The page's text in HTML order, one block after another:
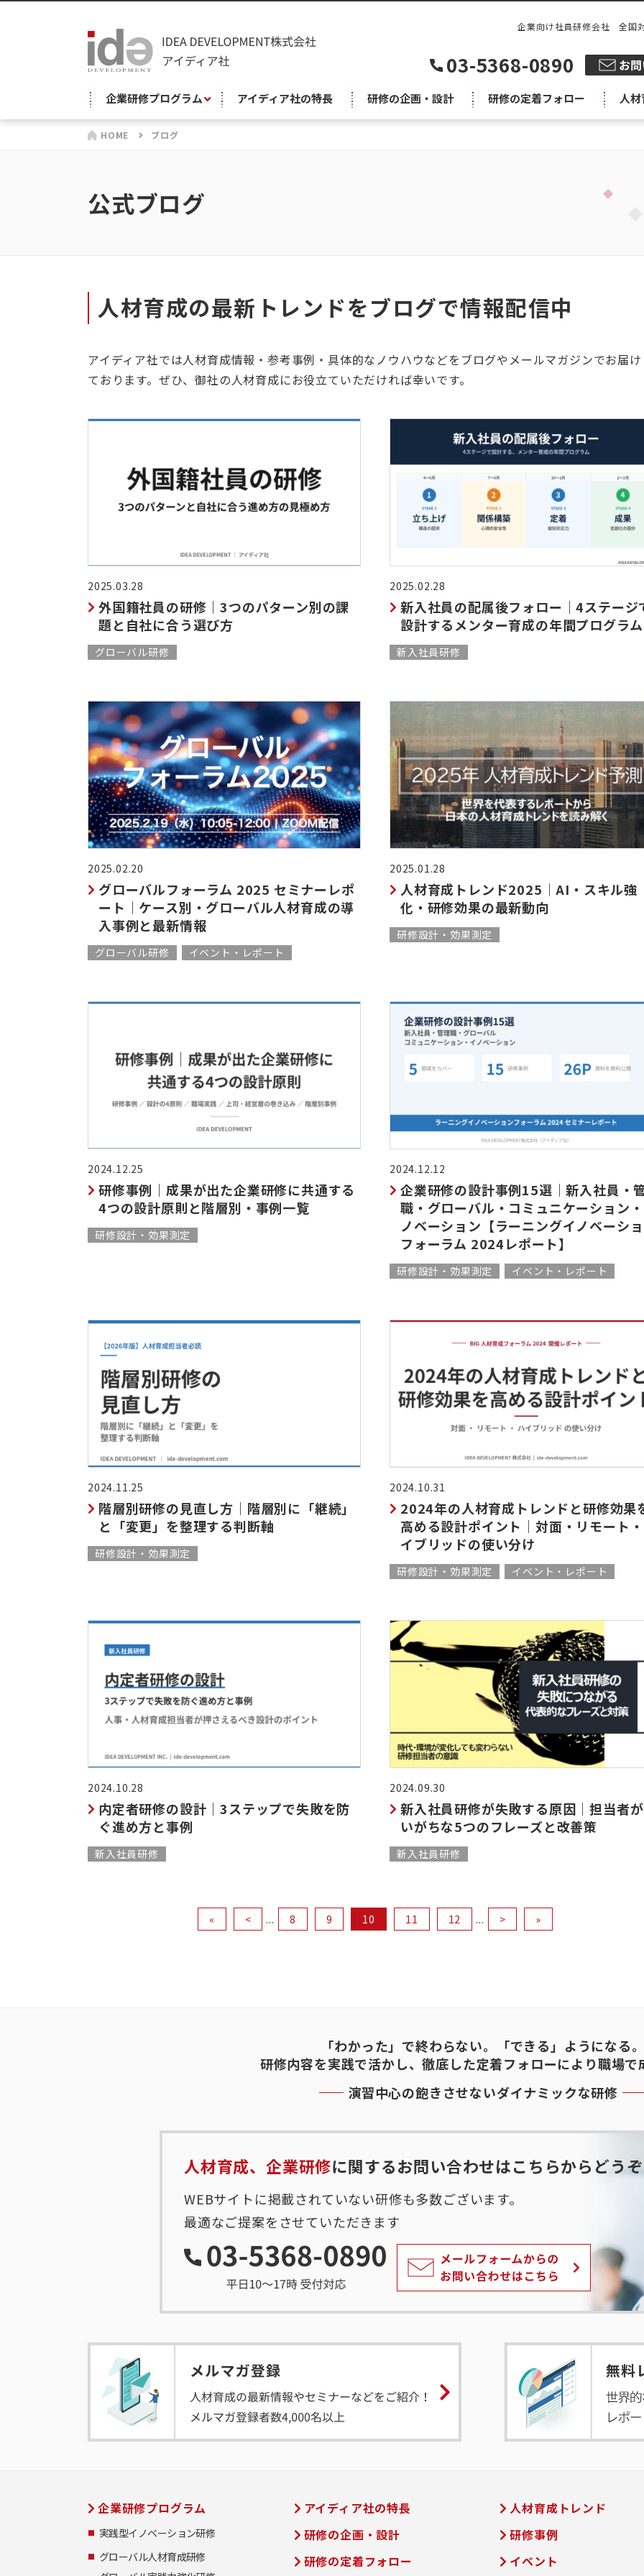
企業向け社員研修会社 全国
03-5368-0890
企業研修プログラム アイディア社の特長 研修の企画・設計 研修の定着フォロー 人
HOME ブログ
公式ブログ
人材育成の最新トレンドをブログで情報配信中
アイディア社では人材育成情報・参考事例・具体的なノウハウなどをブログやメールマガジンでお届
ております。ぜひ、御社の人材育成にお役立ていただければ幸いです。
2025.03.28
外国籍社員の研修｜3つのパターン別の課
題と自社に合う選び方
グローバル研修
2025.02.28
新入社員の配属後フォロー｜4ステージ
設計するメンター育成の年間プログラム
新入社員研修
2025.02.20
グローバルフォーラム 2025 セミナーレポ
ート｜ケース別・グローバル人材育成の導
入事例と最新情報
グローバル研修 イベント・レポート
2025.01.28
人材育成トレンド2025｜AI・スキル強
化・研修効果の最新動向
研修設計・効果測定
2024.12.25
研修事例｜成果が出た企業研修に共通する
4つの設計原則と階層別・事例一覧
研修設計・効果測定
2024.12.12
企業研修の設計事例15選｜新入社員・
職・グローバル・コミュニケーション
ノベーション【ラーニングイノベーシ
フォーラム 2024レポート】
研修設計・効果測定 イベント・レポート
2024.11.25
階層別研修の見直し方｜階層別に「継続」
と「変更」を整理する判断軸
研修設計・効果測定
2024.10.31
2024年の人材育成トレンドと研修効果
高める設計ポイント｜対面・リモート
イブリッドの使い分け
研修設計・効果測定 イベント・レポート
2024.10.28
内定者研修の設計｜3ステップで失敗を防
ぐ進め方と事例
新入社員研修
2024.09.30
新入社員研修が失敗する原因｜担当者
いがちな5つのフレーズと改善策
新入社員研修
« < ... 8 9 10 11 12 ... > »
「わかった」で終わらない。「できる」ようになる
研修内容を実践で活かし、徹底した定着フォローにより職場で
演習中心の飽きさせないダイナミックな研修
人材育成、企業研修に関するお問い合わせはこちらからどうぞ
WEBサイトに掲載されていない研修も多数ございます。
最適なご提案をさせていただきます
企業研修プログラム
実践型イノベーション研修
グローバル人材育成研修
アイディア社の特長
研修の企画・設計
研修の定着フォロー
人材育成トレンド
研修事例
イベント